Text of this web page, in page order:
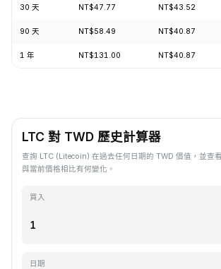
30 天 NT$47.77 NT$43.52
90 天 NT$58.49 NT$40.87
1 年 NT$131.00 NT$40.87
LTC 對 TWD 歷史計算器
查詢 LTC (Litecoin) 在過去任何日期的 TWD 價值，並查
與當前價格相比有何變化。
買入
日期